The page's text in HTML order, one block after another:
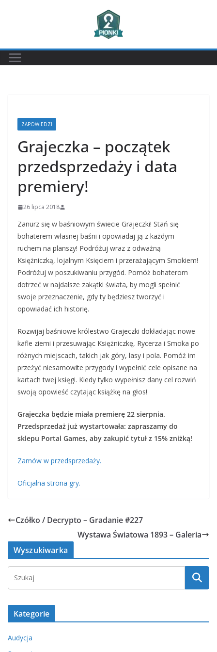
ZAPOWIEDZI
Grajeczka – początek
przedsprzedaży i data
premiery!
26 lipca 2018
Zanurz się w baśniowym świecie Grajeczki! Stań się
bohaterem własnej baśni i opowiadaj ją z każdym
ruchem na planszy! Podróżuj wraz z odważną
Księżniczką, lojalnym Księciem i przerażającym Smokiem!
Podróżuj w poszukiwaniu przygód. Pomóż bohaterom
dotrzeć w najdalsze zakątki świata, by mogli spełnić
swoje przeznaczenie, gdy ty będziesz tworzyć i
opowiadać ich historię.
Rozwijaj baśniowe królestwo Grajeczki dokładając nowe
kafle ziemi i przesuwając Księżniczkę, Rycerza i Smoka po
różnych miejscach, takich jak góry, lasy i pola. Pomóż im
przeżyć niesamowite przygody i wypełnić cele opisane na
kartach twej księgi. Kiedy tylko wypełnisz dany cel rozwiń
swoją opowieść czytając książkę na głos!
Grajeczka będzie miała premierę 22 sierpnia.
Przedsprzedaż już wystartowała: zapraszamy do
sklepu Portal Games, aby zakupić tytuł z 15% zniżką!
Zamów w przedsprzedaży.
Oficjalna strona gry.
Czółko / Decrypto – Gradanie #227
Wystawa Światowa 1893 – Galeria
Wyszukiwarka
Kategorie
Audycja